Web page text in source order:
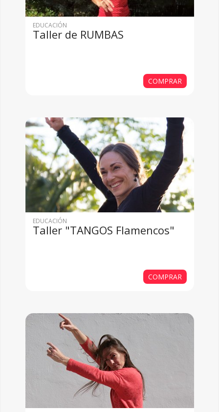
EDUCACIÓN
Taller de RUMBAS
COMPRAR
EDUCACIÓN
Taller "TANGOS Flamencos"
COMPRAR